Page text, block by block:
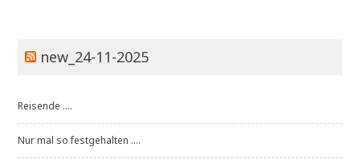
new_24-11-2025
Reisende ....
Nur mal so festgehalten ....